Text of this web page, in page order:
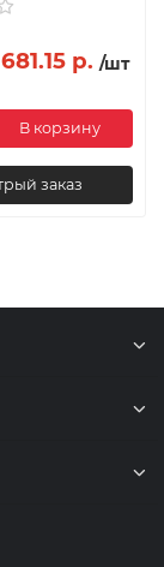
681.15 р. /шт
В корзину
заказ